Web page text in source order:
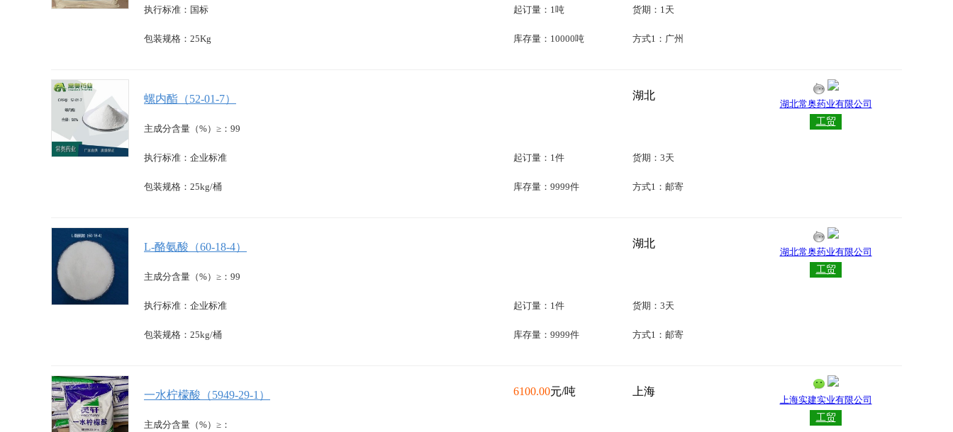
执行标准：国标
包装规格：25Kg
起订量：1吨
库存量：10000吨
货期：1天
方式1：广州
螺内酯（52-01-7）
主成分含量（%）≥：99
执行标准：企业标准
包装规格：25kg/桶
起订量：1件
库存量：9999件
湖北
货期：3天
方式1：邮寄
湖北常奥药业有限公司
工贸
L-酪氨酸（60-18-4）
主成分含量（%）≥：99
执行标准：企业标准
包装规格：25kg/桶
起订量：1件
库存量：9999件
湖北
货期：3天
方式1：邮寄
湖北常奥药业有限公司
工贸
一水柠檬酸（5949-29-1）
主成分含量（%）≥：
6100.00元/吨 上海
上海实建实业有限公司
工贸